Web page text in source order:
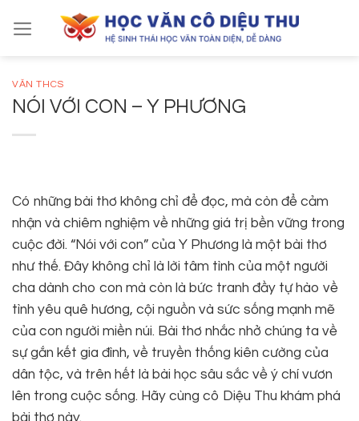
VĂN THCS
NÓI VỚI CON – Y PHƯƠNG
Có những bài thơ không chỉ để đọc, mà còn để cảm
nhận và chiêm nghiệm về những giá trị bền vững trong
cuộc đời. “Nói với con” của Y Phương là một bài thơ
như thế. Đây không chỉ là lời tâm tình của một người
cha dành cho con mà còn là bức tranh đầy tự hào về
tình yêu quê hương, cội nguồn và sức sống mạnh mẽ
của con người miền núi. Bài thơ nhắc nhở chúng ta về
sự gắn kết gia đình, về truyền thống kiên cường của
dân tộc, và trên hết là bài học sâu sắc về ý chí vươn
lên trong cuộc sống. Hãy cùng cô Diệu Thu khám phá
bài thơ này.